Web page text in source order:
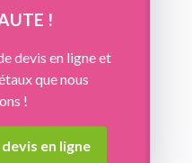
!
devis en ligne et
que nous
!
en ligne